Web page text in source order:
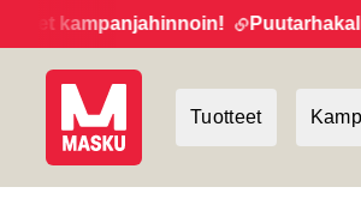
kampanjahinnoin!
Tuotteet